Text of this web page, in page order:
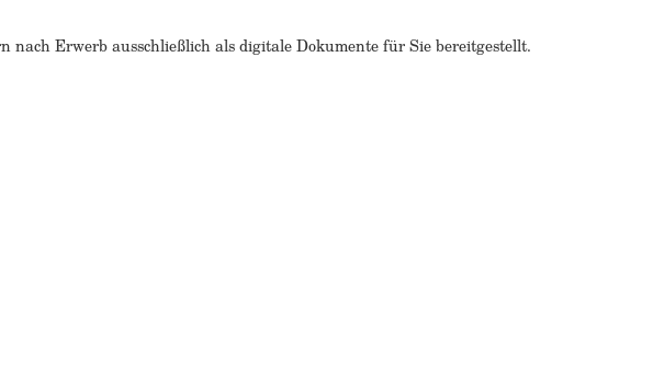
Erwerb ausschließlich als digitale Dokumente für Sie bereitgestellt.